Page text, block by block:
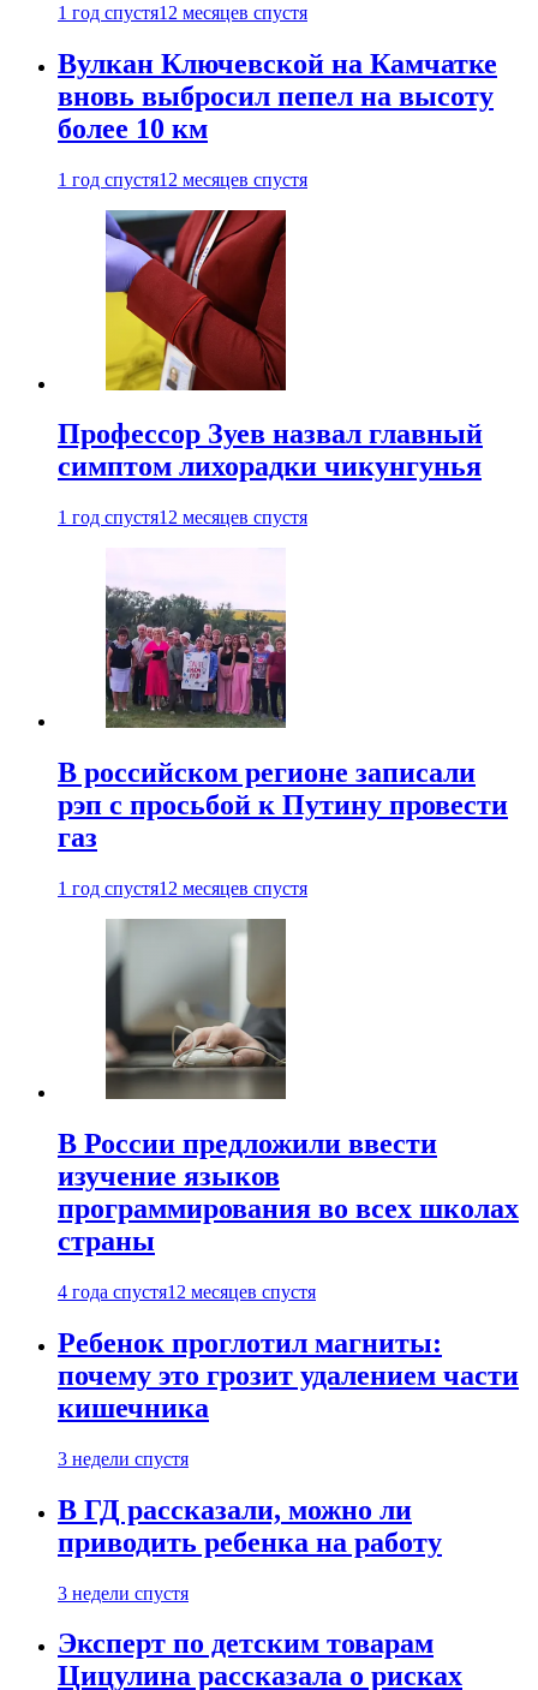
1 год спустя12 месяцев спустя
Вулкан Ключевской на Камчатке
вновь выбросил пепел на высоту
более 10 км
1 год спустя12 месяцев спустя
Профессор Зуев назвал главный
симптом лихорадки чикунгунья
1 год спустя12 месяцев спустя
В российском регионе записали
рэп с просьбой к Путину провести
газ
1 год спустя12 месяцев спустя
В России предложили ввести
изучение языков
программирования во всех школах
страны
4 года спустя12 месяцев спустя
Ребенок проглотил магниты:
почему это грозит удалением части
кишечника
3 недели спустя
В ГД рассказали, можно ли
приводить ребенка на работу
3 недели спустя
Эксперт по детским товарам
Цицулина рассказала о рисках